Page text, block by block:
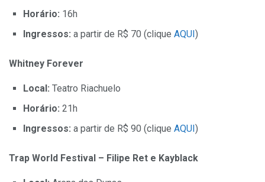
Horário: 16h
Ingressos: a partir de R$ 70 (clique AQUI)
Whitney Forever
Local: Teatro Riachuelo
Horário: 21h
Ingressos: a partir de R$ 90 (clique AQUI)
Trap World Festival – Filipe Ret e Kayblack